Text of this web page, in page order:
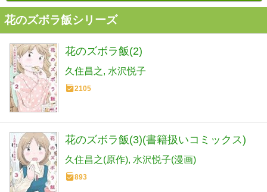
花のズボラ飯シリーズ
花のズボラ飯(2)
久住昌之 水沢悦子
2105
花のズボラ飯(3)(書籍扱いコミックス)
久住昌之(原作) 水沢悦子(漫画)
893